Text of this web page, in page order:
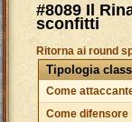
#8089 Il
sconfitti
Ritorna ai round
Tipologia
Come
Come difensore